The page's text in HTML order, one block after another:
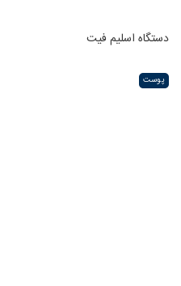
دستگاه اسلیم فیت
پوست